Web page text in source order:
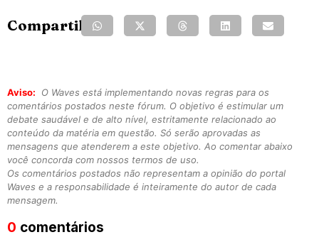
Compartilhe:
Aviso:
O Waves está implementando novas regras para os
comentários postados neste fórum. O objetivo é estimular um
debate saudável e de alto nível, estritamente relacionado ao
conteúdo da matéria em questão. Só serão aprovadas as
mensagens que atenderem a este objetivo. Ao comentar abaixo
você concorda com nossos termos de uso.
Os comentários postados não representam a opinião do portal
Waves e a responsabilidade é inteiramente do autor de cada
mensagem.
0 comentários